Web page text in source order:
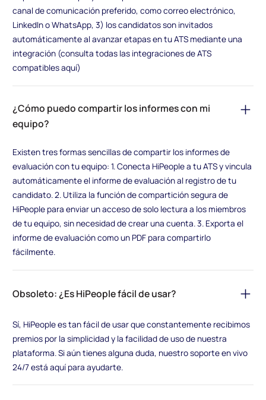
canal de comunicación preferido, como correo electrónico,
LinkedIn o WhatsApp, 3) los candidatos son invitados
automáticamente al avanzar etapas en tu ATS mediante una
integración (consulta todas las integraciones de ATS
compatibles aquí)
¿Cómo puedo compartir los informes con mi
equipo?
Existen tres formas sencillas de compartir los informes de
evaluación con tu equipo: 1. Conecta HiPeople a tu ATS y vincula
automáticamente el informe de evaluación al registro de tu
candidato. 2. Utiliza la función de compartición segura de
HiPeople para enviar un acceso de solo lectura a los miembros
de tu equipo, sin necesidad de crear una cuenta. 3. Exporta el
informe de evaluación como un PDF para compartirlo
fácilmente.
Obsoleto: ¿Es HiPeople fácil de usar?
Sí, HiPeople es tan fácil de usar que constantemente recibimos
premios por la simplicidad y la facilidad de uso de nuestra
plataforma. Si aún tienes alguna duda, nuestro soporte en vivo
24/7 está aquí para ayudarte.